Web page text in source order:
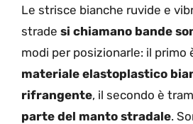
Le strisce bianche ruvide e
strade si chiamano bande
modi per posizionarle: il primo
materiale elastoplastico
rifrangente, il secondo è
parte del manto stradale.